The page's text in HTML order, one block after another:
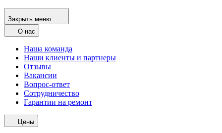
Закрыть меню
О нас
Наша команда
Наши клиенты и партнеры
Отзывы
Вакансии
Вопрос-ответ
Сотрудничество
Гарантии на ремонт
Цены